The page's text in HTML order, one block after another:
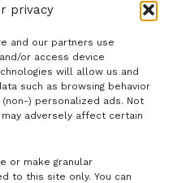
privacy
and our partners use
or access device
will allow us and
such as browsing behavior
) personalized ads. Not
adversely affect certain
or make granular
to this site only. You can
É S -